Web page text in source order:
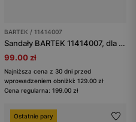
BARTEK / 11414007
Sandały BARTEK 11414007, dla dziewcząt, jasny róż
99.00 zł
Najniższa cena z 30 dni przed
wprowadzeniem obniżki: 129.00 zł
Cena regularna: 199.00 zł
Ostatnie pary